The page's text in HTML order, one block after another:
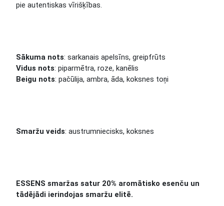
pie autentiskas vīrišķības.
Sākuma nots: sarkanais apelsīns, greipfrūts
Vidus nots: piparmētra, roze, kanēlis
Beigu nots: pačūlija, ambra, āda, koksnes toņi
Smaržu veids: austrumniecisks, koksnes
ESSENS smaržas satur 20% aromātisko esenču un
tādējādi ierindojas smaržu elitē.